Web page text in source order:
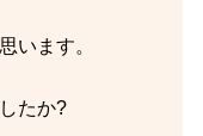
います。
たか?